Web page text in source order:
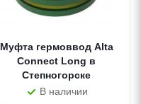
Муфта гермоввод Alta
Connect Long в
Степногорске
В наличии